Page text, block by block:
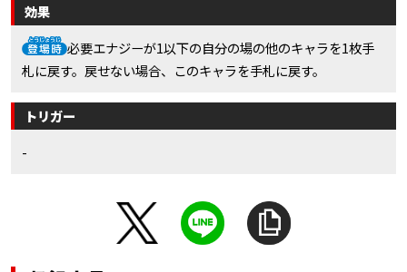
効果
必要エナジーが1以下の自分の場の他のキャラを1枚手
札に戻す。戻せない場合、このキャラを手札に戻す。
トリガー
-